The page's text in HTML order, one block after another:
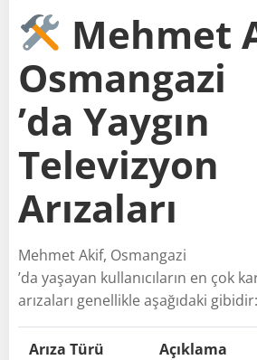
Mehmet
Osmangazi
’da Yaygın
Televizyon
Arızaları
Mehmet Akif, Osmangazi
’da yaşayan kullanıcıların en çok
arızaları genellikle aşağıdaki gibidir:
Arıza Türü Açıklama